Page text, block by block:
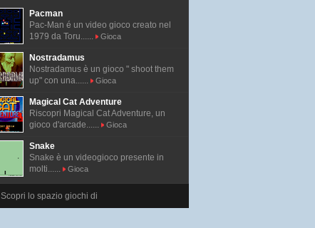
Pacman
Pac-Man é un video gioco creato nel
1979 da Toru......
Gioca
Nostradamus
Nostradamus è un gioco " shoot them
up" con una......
Gioca
Magical Cat Adventure
Riscopri Magical Cat Adventure, un
gioco d'arcade......
Gioca
Snake
Snake è un videogioco presente in
molti......
Gioca
Scopri lo spazio giochi di